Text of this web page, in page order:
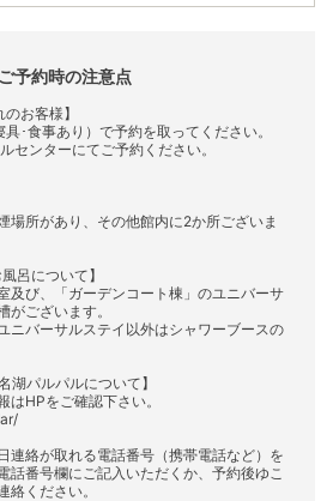
ご予約時の注意点
お客様】
･食事あり）で予約を取ってください。
センターにてご予約ください。
場所があり、その他館内に2か所ございま
呂について】
及び、「ガーデンコート棟」のユニバーサ
がございます。
ニバーサルステイ以外はシャワーブースの
パルパルについて】
はHPをご確認下さい。
連絡が取れる電話番号（携帯電話など）を
話番号欄にご記入いただくか、予約後ゆこ
絡ください。